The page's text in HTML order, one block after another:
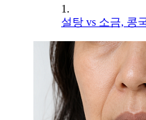
1.
설탕 vs 소금, 콩